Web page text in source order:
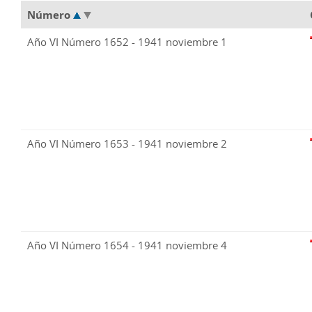
Número
Año VI Número 1652 - 1941 noviembre 1
Año VI Número 1653 - 1941 noviembre 2
Año VI Número 1654 - 1941 noviembre 4